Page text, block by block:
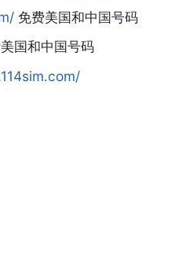
免费美国和中国号码
国和中国号码